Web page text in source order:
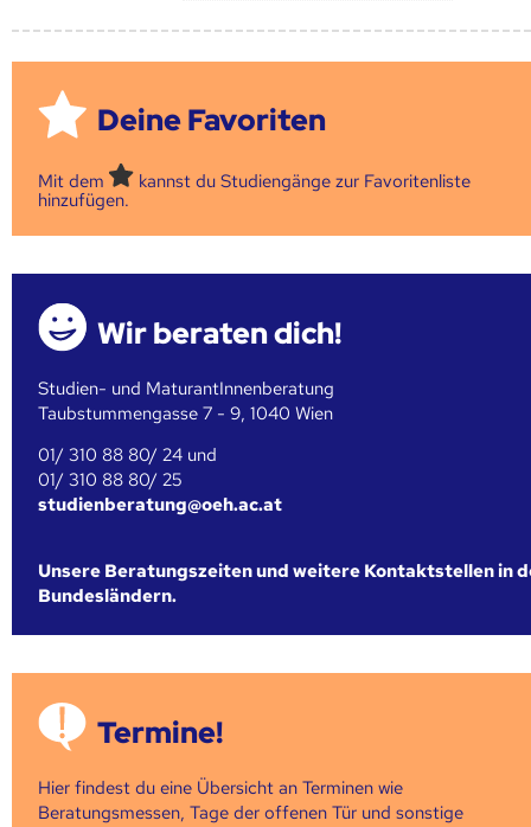
Deine Favoriten
Mit dem
kannst du Studiengänge zur Favoritenliste
hinzufügen.
Wir beraten dich!
Studien- und MaturantInnenberatung
Taubstummengasse 7 - 9, 1040 Wien
01/ 310 88 80/ 24 und
01/ 310 88 80/ 25
studienberatung@oeh.ac.at
Unsere Beratungszeiten und weitere Kontaktstellen in
Bundesländern.
Termine!
Hier findest du eine Übersicht an Terminen wie
Beratungsmessen, Tage der offenen Tür und sonstige